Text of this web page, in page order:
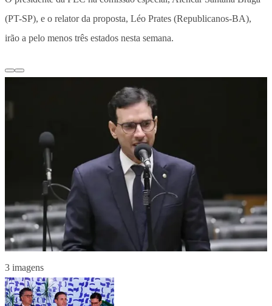
(PT-SP), e o relator da proposta, Léo Prates (Republicanos-BA),
irão a pelo menos três estados nesta semana.
3 imagens